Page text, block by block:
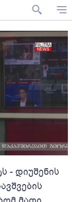
- დიუშენის